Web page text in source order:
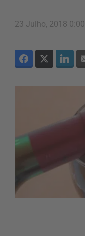
23 Julho, 2018 0:00